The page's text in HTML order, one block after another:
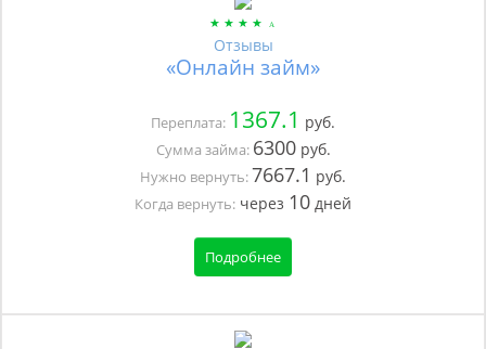
Отзывы
«Онлайн займ»
Переплата: 1367.1 руб.
Сумма займа: 6300руб.
Нужно вернуть:7667.1 руб.
Когда вернуть: через 10 дней
Подробнее